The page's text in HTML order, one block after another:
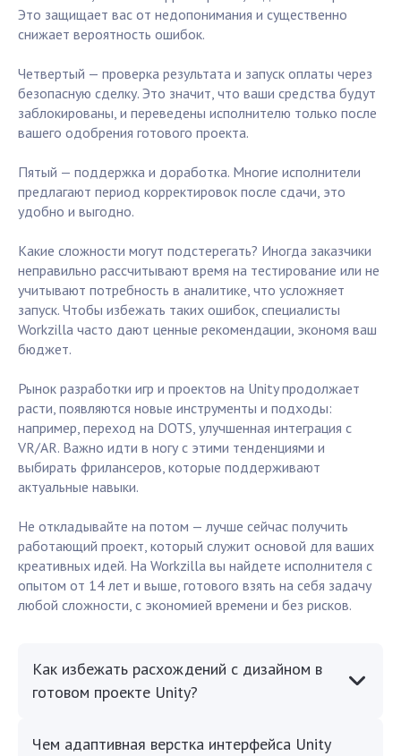
Это защищает вас от недопонимания и существенно
снижает вероятность ошибок.
Четвертый — проверка результата и запуск оплаты через
безопасную сделку. Это значит, что ваши средства будут
заблокированы, и переведены исполнителю только после
вашего одобрения готового проекта.
Пятый — поддержка и доработка. Многие исполнители
предлагают период корректировок после сдачи, это
удобно и выгодно.
Какие сложности могут подстерегать? Иногда заказчики
неправильно рассчитывают время на тестирование или не
учитывают потребность в аналитике, что усложняет
запуск. Чтобы избежать таких ошибок, специалисты
Workzilla часто дают ценные рекомендации, экономя ваш
бюджет.
Рынок разработки игр и проектов на Unity продолжает
расти, появляются новые инструменты и подходы:
например, переход на DOTS, улучшенная интеграция с
VR/AR. Важно идти в ногу с этими тенденциями и
выбирать фрилансеров, которые поддерживают
актуальные навыки.
Не откладывайте на потом — лучше сейчас получить
работающий проект, который служит основой для ваших
креативных идей. На Workzilla вы найдете исполнителя с
опытом от 14 лет и выше, готового взять на себя задачу
любой сложности, с экономией времени и без рисков.
Как избежать расхождений с дизайном в
готовом проекте Unity?
Чем адаптивная верстка интерфейса Unity